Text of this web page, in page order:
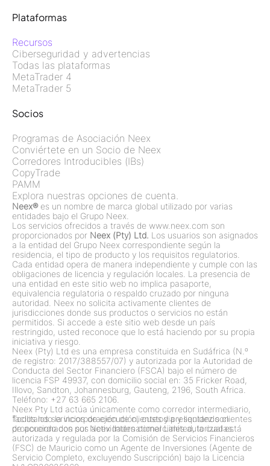
Plataformas
Recursos
Ciberseguridad y advertencias
Todas las plataformas
MetaTrader 4
MetaTrader 5
Socios
Programas de Asociación Neex
Conviértete en un Socio de Neex
Corredores Introducibles (IBs)
CopyTrade
PAMM
Explora nuestras opciones de cuenta.
Neex®es un nombre de marca global utilizado por varias
entidades bajo el Grupo Neex.
Los servicios ofrecidos a través de www.neex.com son
proporcionados por Neex (Pty) Ltd. Los usuarios son asignados
a la entidad del Grupo Neex correspondiente según la
residencia, el tipo de producto y los requisitos regulatorios.
Cada entidad opera de manera independiente y cumple con las
obligaciones de licencia y regulación locales. La presencia de
una entidad en este sitio web no implica pasaporte,
equivalencia regulatoria o respaldo cruzado por ninguna
autoridad. Neex no solicita activamente clientes de
jurisdicciones donde sus productos o servicios no están
permitidos. Si accede a este sitio web desde un país
restringido, usted reconoce que lo está haciendo por su propia
iniciativa y riesgo.
Neex (Pty) Ltd es una empresa constituida en Sudáfrica (N.º
de registro: 2017/388557/07) y autorizada por la Autoridad de
Conducta del Sector Financiero (FSCA) bajo el número de
licencia FSP 49937, con domicilio social en: 35 Fricker Road,
Illovo, Sandton, Johannesburg, Gauteng, 2196, South Africa.
Teléfono: +27 63 665 2106.
Neex Pty Ltd actúa únicamente como corredor intermediario,
facilitando la incorporación de clientes y presentando clientes
de acuerdo con sus actividades comerciales autorizadas.
Todos los servicios de ejecución, custodia y liquidez son
proporcionados por Neex International Limited, la cual está
autorizada y regulada por la Comisión de Servicios Financieros
(FSC) de Mauricio como un Agente de Inversiones (Agente de
Servicio Completo, excluyendo Suscripción) bajo la Licencia